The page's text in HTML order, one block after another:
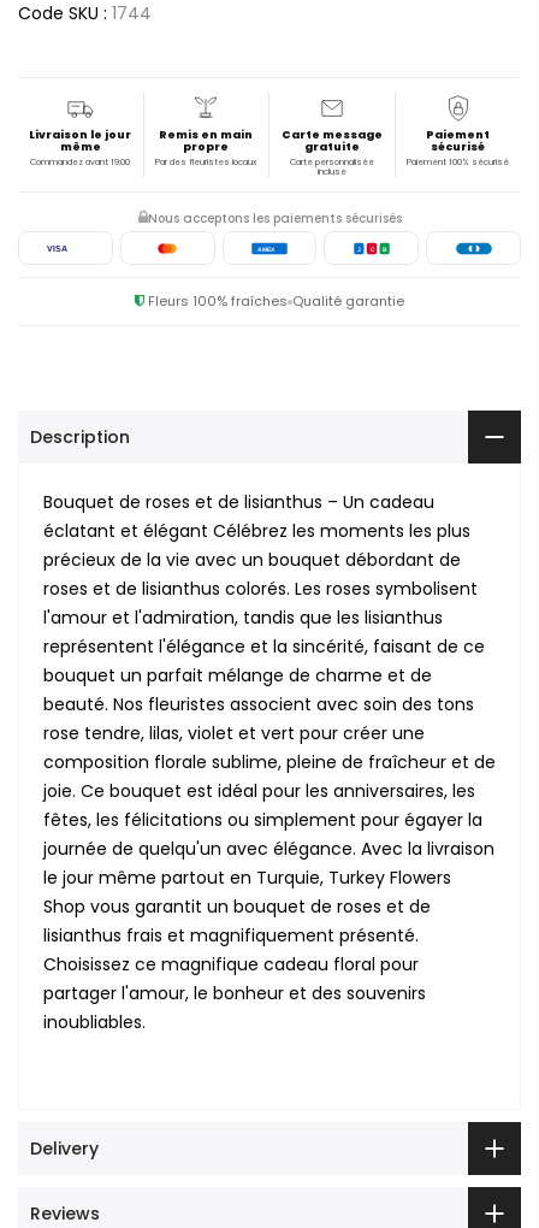
Code SKU : 1744
Livraison le jour
même
Commandez avant 19:00
Remis en main
propre
Par des fleuristes locaux
Carte message
gratuite
Carte personnalisée
incluse
Paiement
sécurisé
Paiement 100% sécurisé
Nous acceptons les paiements sécurisés
VISA AMEX J C B
Fleurs 100% fraîches Qualité garantie
Description
Bouquet de roses et de lisianthus – Un cadeau
éclatant et élégant Célébrez les moments les plus
précieux de la vie avec un bouquet débordant de
roses et de lisianthus colorés. Les roses symbolisent
l'amour et l'admiration, tandis que les lisianthus
représentent l'élégance et la sincérité, faisant de ce
bouquet un parfait mélange de charme et de
beauté. Nos fleuristes associent avec soin des tons
rose tendre, lilas, violet et vert pour créer une
composition florale sublime, pleine de fraîcheur et de
joie. Ce bouquet est idéal pour les anniversaires, les
fêtes, les félicitations ou simplement pour égayer la
journée de quelqu'un avec élégance. Avec la livraison
le jour même partout en Turquie, Turkey Flowers
Shop vous garantit un bouquet de roses et de
lisianthus frais et magnifiquement présenté.
Choisissez ce magnifique cadeau floral pour
partager l'amour, le bonheur et des souvenirs
inoubliables.
Delivery
Reviews